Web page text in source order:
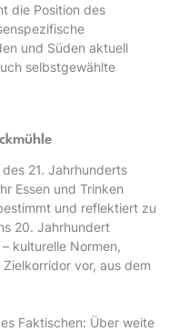
die Position des
und Süden aktuell
selbstgewählte
21. Jahrhunderts
Essen und Trinken
und reflektiert zu
20. Jahrhundert
kulturelle Normen,
vor, aus dem
Faktischen: Über weite